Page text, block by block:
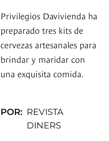
Privilegios Davivienda ha
preparado tres kits de
cervezas artesanales para
brindar y maridar con
una exquisita comida.
POR: REVISTA
DINERS